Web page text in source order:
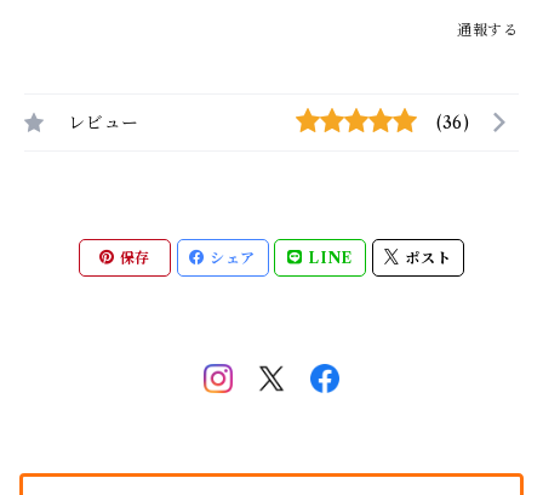
通報する
レビュー (36)
保存 シェア LINE ポスト